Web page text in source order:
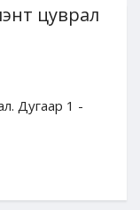
цуврал
Дугаар 1 -